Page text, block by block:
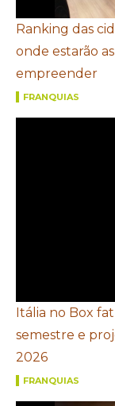
Ranking das
onde estarão
empreender
FRANQUIAS
Itália no Box
semestre e
2026
FRANQUIAS